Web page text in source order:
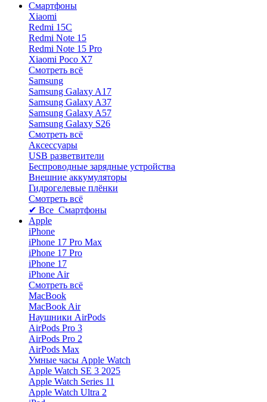
Смартфоны
Xiaomi
Redmi 15C
Redmi Note 15
Redmi Note 15 Pro
Xiaomi Poco X7
Смотреть всё
Samsung
Samsung Galaxy A17
Samsung Galaxy A37
Samsung Galaxy A57
Samsung Galaxy S26
Смотреть всё
Аксессуары
USB разветвители
Беспроводные зарядные устройства
Внешние аккумуляторы
Гидрогелевые плёнки
Смотреть всё
✔ Все Смартфоны
Apple
iPhone
iPhone 17 Pro Max
iPhone 17 Pro
iPhone 17
iPhone Air
Смотреть всё
MacBook
MacBook Air
Наушники AirPods
AirPods Pro 3
AirPods Pro 2
AirPods Max
Умные часы Apple Watch
Apple Watch SE 3 2025
Apple Watch Series 11
Apple Watch Ultra 2